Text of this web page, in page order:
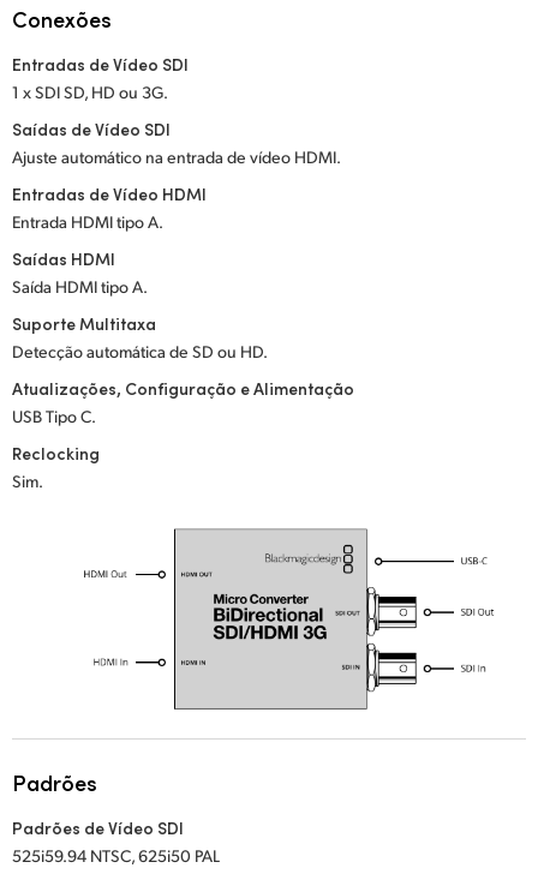
Norway
Poland
Portugal
South Africa
Sweden
Turkey
United Kingdom
Conexões
Entradas de Vídeo SDI
1 x SDI SD, HD ou 3G.
Saídas de Vídeo SDI
Ajuste automático na entrada de vídeo HDMI.
Entradas de Vídeo HDMI
Entrada HDMI tipo A.
Saídas HDMI
Saída HDMI tipo A.
Suporte Multitaxa
Detecção automática de SD ou HD.
Atualizações, Configuração e Alimentação
USB Tipo C.
Reclocking
Sim.
Padrões
Padrões de Vídeo SDI
525i59.94 NTSC, 625i50 PAL